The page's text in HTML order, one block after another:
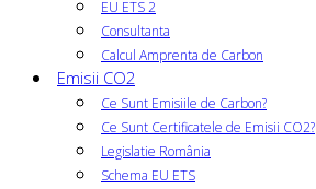
EU ETS 2
Consultanta
Calcul Amprenta de Carbon
Emisii CO2
Ce Sunt Emisiile de Carbon?
Ce Sunt Certificatele de Emisii CO2?
Legislatie România
Schema EU ETS